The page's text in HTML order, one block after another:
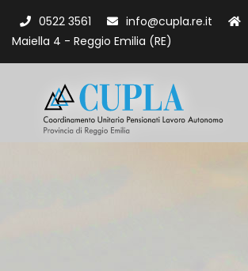
0522 3561 info@cupla.re.it
Maiella 4 - Reggio Emilia (RE)